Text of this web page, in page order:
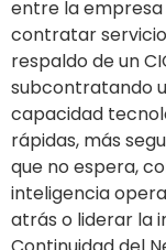
entre la
contratar
respaldo de un
subcontratando
capacidad
rápidas, más
que no espera,
inteligencia
atrás o liderar la